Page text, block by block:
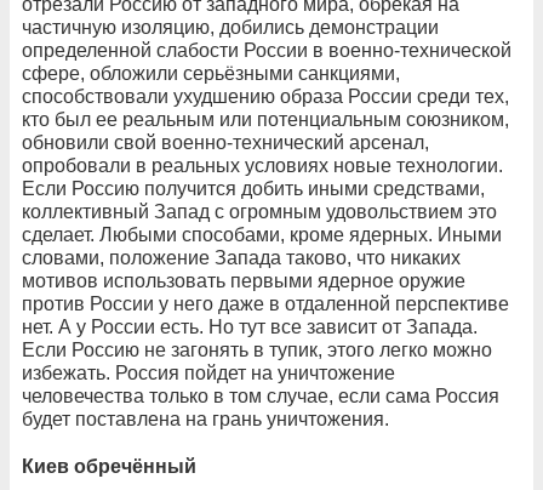
частичную изоляцию, добились демонстрации
определенной слабости России в военно-технической
сфере, обложили серьёзными санкциями,
способствовали ухудшению образа России среди тех,
кто был ее реальным или потенциальным союзником,
обновили свой военно-технический арсенал,
опробовали в реальных условиях новые технологии.
Если Россию получится добить иными средствами,
коллективный Запад с огромным удовольствием это
сделает. Любыми способами, кроме ядерных. Иными
словами, положение Запада таково, что никаких
мотивов использовать первыми ядерное оружие
против России у него даже в отдаленной перспективе
нет. А у России есть. Но тут все зависит от Запада.
Если Россию не загонять в тупик, этого легко можно
избежать. Россия пойдет на уничтожение
человечества только в том случае, если сама Россия
будет поставлена на грань уничтожения.
Киев обречённый